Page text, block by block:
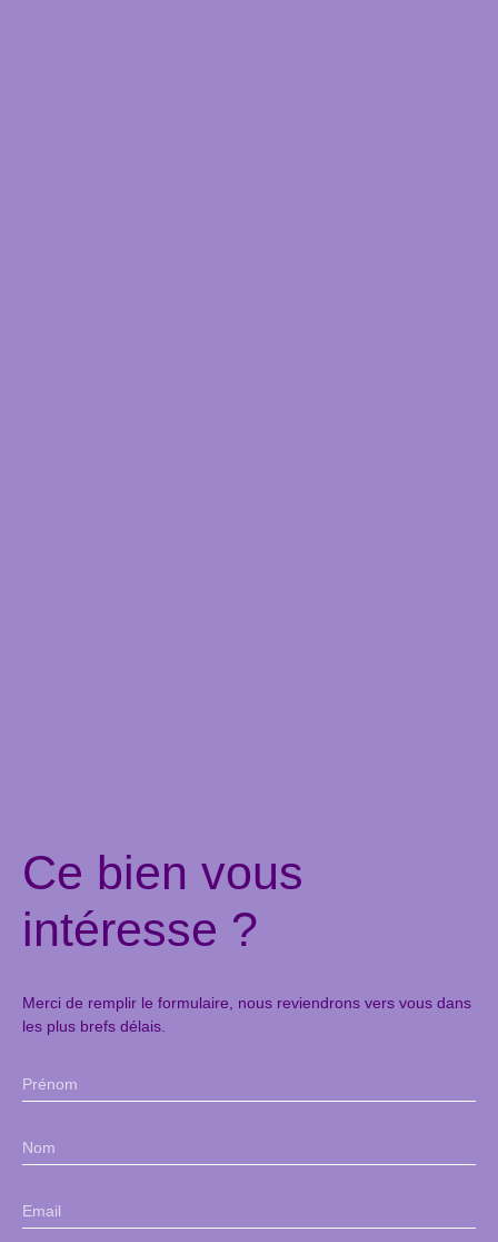
Ce bien vous
intéresse ?
Merci de remplir le formulaire, nous reviendrons vers vous dans
les plus brefs délais.
Prénom
Nom
Email